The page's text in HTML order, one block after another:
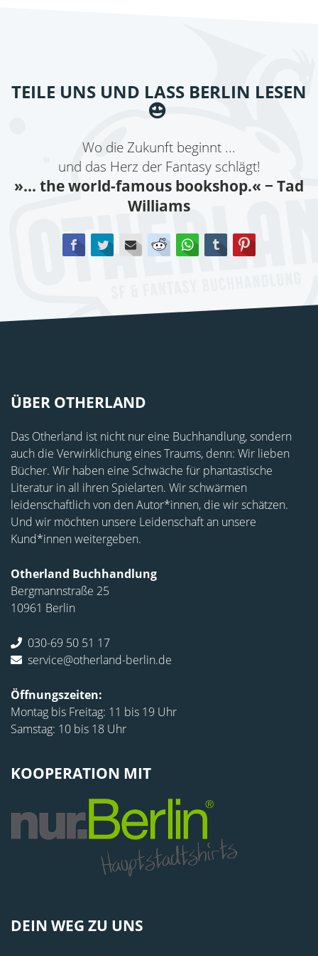
TEILE UNS UND LASS BERLIN LESEN
Wo die Zukunft beginnt ...
und das Herz der Fantasy schlägt!
»... the world-famous bookshop.« − Tad
Williams
FacebookTwitterE-mail Reddit WhatsApp
tumblr
ÜBER OTHERLAND
Das Otherland ist nicht nur eine Buchhandlung, sondern
auch die Verwirklichung eines Traums, denn: Wir lieben
Bücher. Wir haben eine Schwäche für phantastische
Literatur in all ihren Spielarten. Wir schwärmen
leidenschaftlich von den Autor*innen, die wir schätzen.
Und wir möchten unsere Leidenschaft an unsere
Kund*innen weitergeben.
Otherland Buchhandlung
Bergmannstraße 25
10961 Berlin
030-69 50 51 17
service@otherland-berlin.de
Öffnungszeiten:
Montag bis Freitag: 11 bis 19 Uhr
Samstag: 10 bis 18 Uhr
KOOPERATION MIT
DEIN WEG ZU UNS